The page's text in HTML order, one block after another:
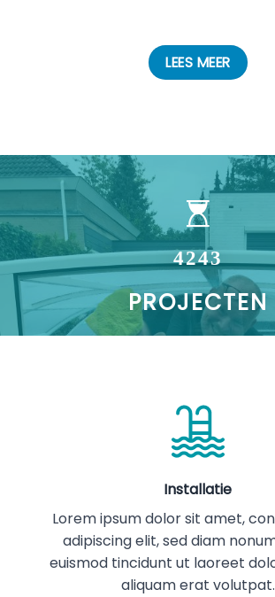
LEES MEER
4243
PROJECTEN
4243
KLANTEN
Installatie
Lorem ipsum dolor sit amet,
adipiscing elit, sed diam
euismod tincidunt ut laoreet
aliquam erat volutpat.